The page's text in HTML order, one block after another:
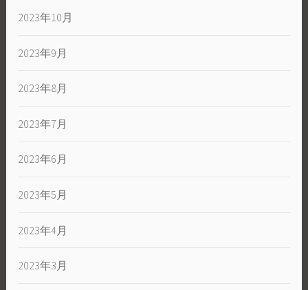
2023年10月
2023年9月
2023年8月
2023年7月
2023年6月
2023年5月
2023年4月
2023年3月